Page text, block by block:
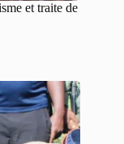
et traite de